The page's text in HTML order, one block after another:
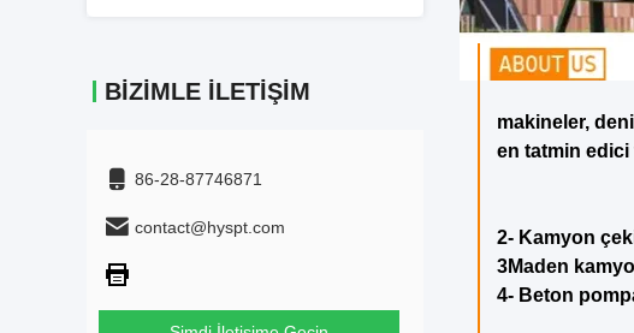
BIZIMLE İLETIŞIM
86-28-87746871
contact@hyspt.com
makineler,
en tatmin edici
2- Kamyon
3Maden
4- Beton